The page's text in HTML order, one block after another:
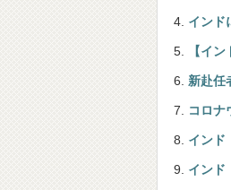
インド
【イ
新赴任
コロナ
イン
イン